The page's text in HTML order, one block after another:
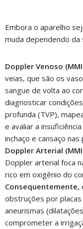
Embora o aparelho
muda dependendo da
Doppler Venoso
veias, que são os
sangue de volta ao
diagnosticar
profunda (TVP),
e avaliar a
inchaço e cansaço nas
Doppler Arterial
Doppler arterial foca
rico em oxigênio do
Consequentemente,
obstruções por
aneurismas
comprometer a